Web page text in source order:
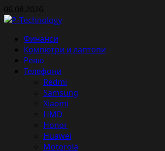
Skip
to
06.08.2026
Primary
Menu
Финанси
Компютри и лаптопи
Ревю
Телефони
Redmi
Samsung
Xiaomi
HMD
Honor
Huawei
Motorola